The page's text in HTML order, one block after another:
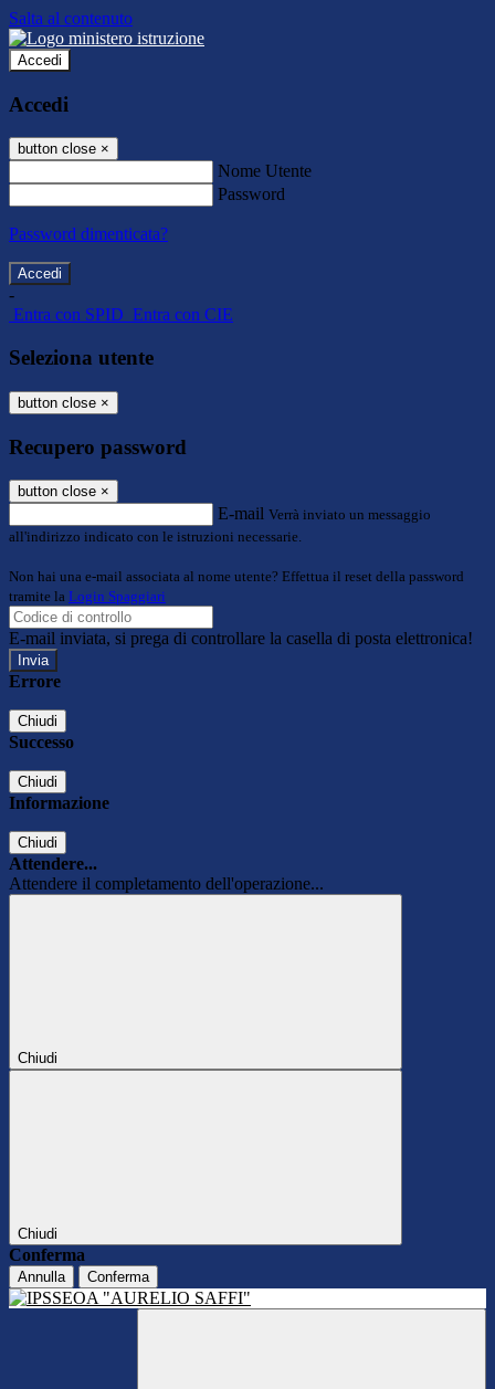
Salta al contenuto
Accedi
Accedi
button close ×
Nome Utente
Password
Password dimenticata?
-
Entra con SPID Entra con CIE
Seleziona utente
button close ×
Recupero password
button close ×
E-mail Verrà inviato un messaggio
all'indirizzo indicato con le istruzioni necessarie.
Non hai una e-mail associata al nome utente? Effettua il reset della password
tramite la Login Spaggiari
E-mail inviata, si prega di controllare la casella di posta elettronica!
Errore
Chiudi
Successo
Chiudi
Informazione
Chiudi
Attendere...
Attendere il completamento dell'operazione...
Chiudi
Chiudi
Conferma
Annulla Conferma